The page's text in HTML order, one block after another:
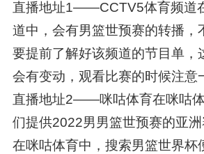
直播地址1——CCTV5体育频道
道中，会有男篮世预赛的转播，
要提前了解好该频道的节目单，
会有变动，观看比赛的时候注意
直播地址2——咪咕体育在咪咕
们提供2022男男篮世预赛的亚洲
在咪咕体育中，搜索男篮世界杯